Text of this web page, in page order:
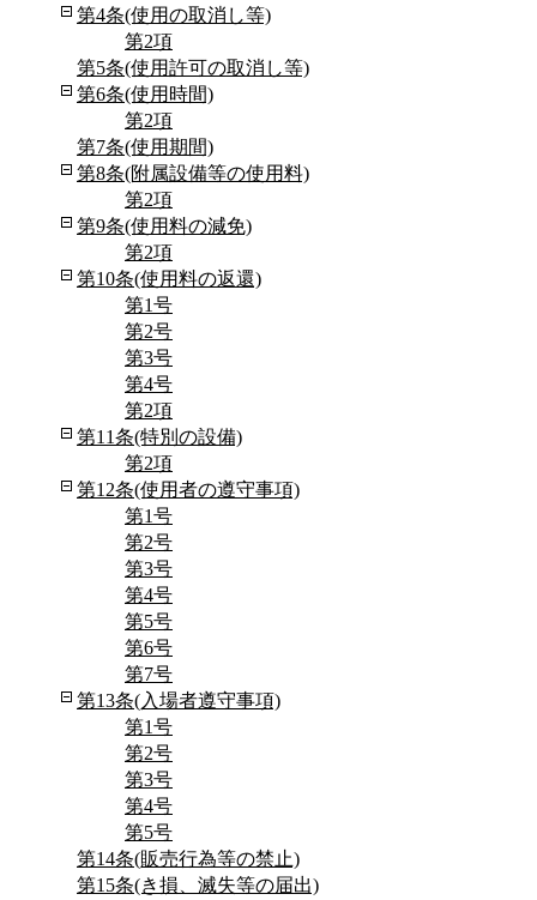
第4条(使用の取消し等)
第2項
第5条(使用許可の取消し等)
第6条(使用時間)
第2項
第7条(使用期間)
第8条(附属設備等の使用料)
第2項
第9条(使用料の減免)
第2項
第10条(使用料の返還)
第1号
第2号
第3号
第4号
第2項
第11条(特別の設備)
第2項
第12条(使用者の遵守事項)
第1号
第2号
第3号
第4号
第5号
第6号
第7号
第13条(入場者遵守事項)
第1号
第2号
第3号
第4号
第5号
第14条(販売行為等の禁止)
第15条(き損、滅失等の届出)